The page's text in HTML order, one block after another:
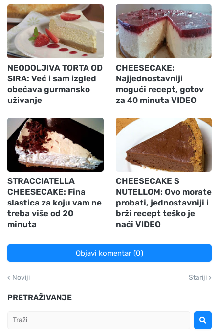
NEODOLJIVA TORTA OD
SIRA: Već i sam izgled
obećava gurmansko
uživanje
CHEESECAKE:
Najjednostavniji
mogući recept, gotov
za 40 minuta VIDEO
STRACCIATELLA
CHEESECAKE: Fina
slastica za koju vam ne
treba više od 20
minuta
CHEESECAKE S
NUTELLOM: Ovo morate
probati, jednostavniji i
brži recept teško je
naći VIDEO
Objavi komentar (0)
Noviji Stariji
PRETRAŽIVANJE